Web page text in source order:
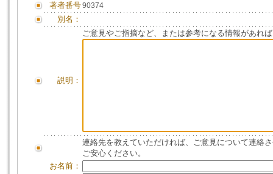
著者番号90374
別名：
説明：
ご意見やご指摘など、または参考になる情報があれ
連絡先を教えていただければ、ご意見について連絡
ご安心ください。
お名前：